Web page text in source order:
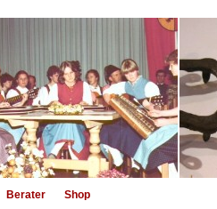
Berater Shop